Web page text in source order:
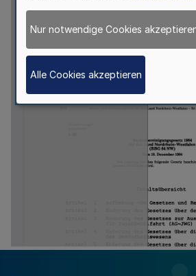
Nur notwendige Cookies
Alle Cookies akzeptieren